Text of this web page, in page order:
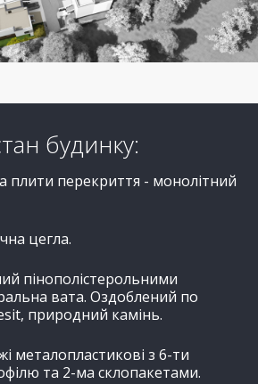
будинку:
плити перекриття - монолітний
цегла.
пінополістерольними
вата. Оздоблений по
природний камінь.
металопластикові з 6-ти
та 2-ма склопакетами.